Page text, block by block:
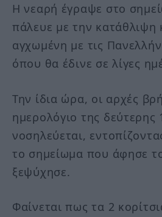
Η νεαρή έγραψε στο
πάλευε με την κατάθλιψη
αγχωμένη με τις
όπου θα έδινε σε λίγες
Την ίδια ώρα, οι αρχές
ημερολόγιο της
νοσηλεύεται,
το σημείωμα που άφησε
ξεψύχησε.
Φαίνεται πως τα 2